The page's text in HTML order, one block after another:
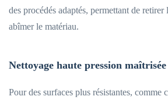
des procédés adaptés, permettant de retirer
abîmer le matériau.
Nettoyage haute pression maîtrisée
Pour des surfaces plus résistantes, comme